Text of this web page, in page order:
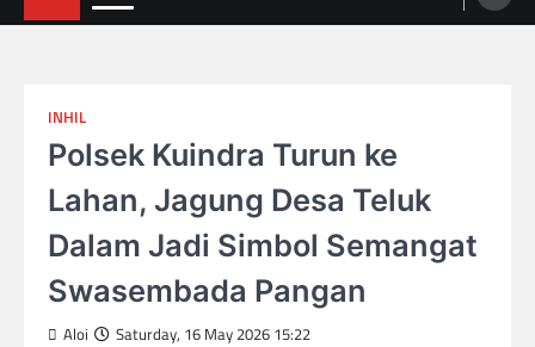
INHIL
Polsek Kuindra Turun ke
Lahan, Jagung Desa Teluk
Dalam Jadi Simbol Semangat
Swasembada Pangan
Aloi Saturday, 16 May 2026 15:22